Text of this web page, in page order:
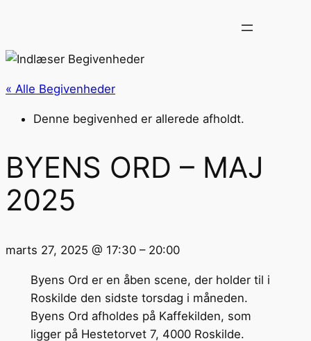
« Alle Begivenheder
Denne begivenhed er allerede afholdt.
BYENS ORD – MAJ
2025
marts 27, 2025 @ 17:30 – 20:00
Byens Ord er en åben scene, der holder til i
Roskilde den sidste torsdag i måneden.
Byens Ord afholdes på Kaffekilden, som
ligger på Hestetorvet 7, 4000 Roskilde.